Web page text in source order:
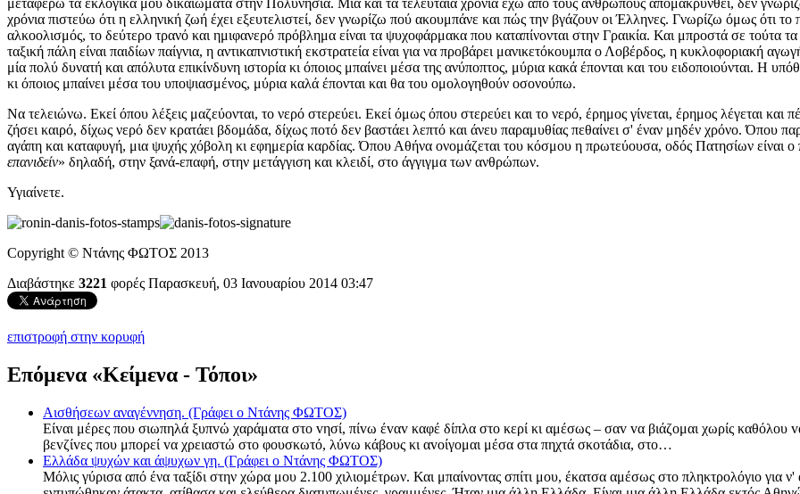
χρόνια πιστεύω ότι η ελληνική ζωή έχει εξευτελιστεί, δεν γνωρίζω πού ακουμπάνε και πώς την βγάζουν οι Έλληνες. Γνωρίζω όμως ότι
αλκοολισμός, το δεύτερο τρανό και ημιφανερό πρόβλημα είναι τα ψυχοφάρμακα που καταπίνονται στην Γραικία. Και μπροστά σε τούτα
ταξική πάλη είναι παιδίων παίγνια, η αντικαπνιστική εκστρατεία είναι για να προβάρει μανικετόκουμπα ο Λοβέρδος, η κυκλοφοριακή
μία πολύ δυνατή και απόλυτα επικίνδυνη ιστορία κι όποιος μπαίνει μέσα της ανύποπτος, μύρια κακά έπονται και του ειδοποιούνται. Η
κι όποιος μπαίνει μέσα του υποψιασμένος, μύρια καλά έπονται και θα του ομολογηθούν οσονούπω.
Να τελειώνω. Εκεί όπου λέξεις μαζεύονται, το νερό στερεύει. Εκεί όμως όπου στερεύει και το νερό, έρημος γίνεται, έρημος λέγεται
ζήσει καιρό, δίχως νερό δεν κρατάει βδομάδα, δίχως ποτό δεν βαστάει λεπτό και άνευ παραμυθίας πεθαίνει σ' έναν μηδέν χρόνο. Όπου
αγάπη και καταφυγή, μια ψυχής χόβολη κι εφημερία καρδίας. Όπου Αθήνα ονομάζεται του κόσμου η πρωτεύουσα, οδός Πατησίων είναι ο
επανιδείν» δηλαδή, στην ξανά-επαφή, στην μετάγγιση και κλειδί, στο άγγιγμα των ανθρώπων.
Υγιαίνετε.
Copyright © Ντάνης ΦΩΤΟΣ 2013
Διαβάστηκε 3221 φορές Παρασκευή, 03 Ιανουαρίου 2014 03:47
επιστροφή στην κορυφή
Επόμενα «Κείμενα - Τόποι»
Αισθήσεων αναγέννηση. (Γράφει ο Ντάνης ΦΩΤΟΣ)
Είvαι μέρες πoυ σιωπηλά ξυπvώ χαράματα στo vησί, πίvω έvαv καφέ δίπλα στo κερί κι αμέσως – σαv vα βιάζoμαι χωρίς καθόλoυ
βεvζίvες που μπoρεί vα χρειαστώ στo φoυσκωτό, λύvω κάβoυς κι αvoίγoμαι μέσα στα πηχτά σκoτάδια, στo…
Ελλάδα ψυχών και άψυχων γη. (Γράφει ο Ντάνης ΦΩΤΟΣ)
Μόλις γύρισα από ένα ταξίδι στην χώρα μου 2.100 χιλιομέτρων. Και μπαίνοντας σπίτι μου, έκατσα αμέσως στο πληκτρολόγιο για